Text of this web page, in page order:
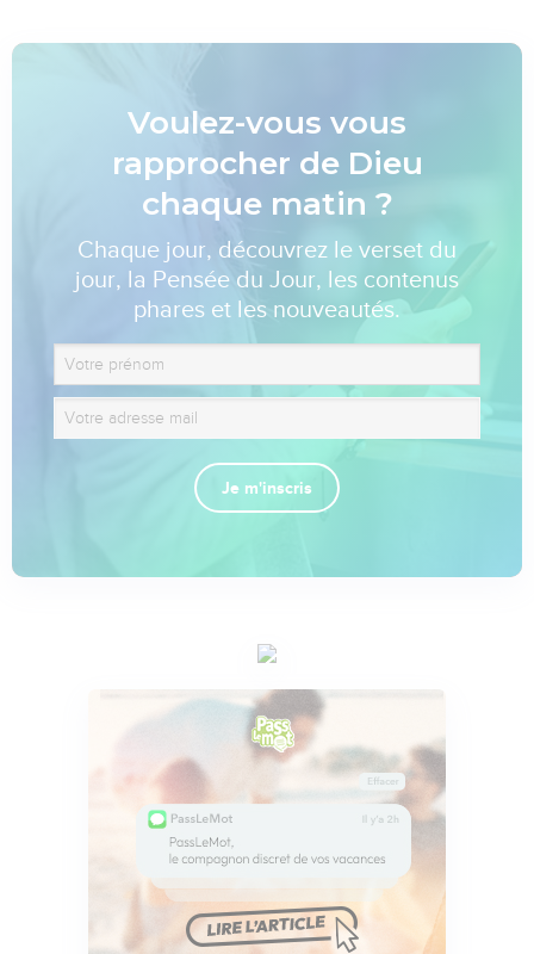
Voulez-vous vous
rapprocher de Dieu
chaque matin ?
Chaque jour, découvrez le verset du
jour, la Pensée du Jour, les contenus
phares et les nouveautés.
Je m'inscris